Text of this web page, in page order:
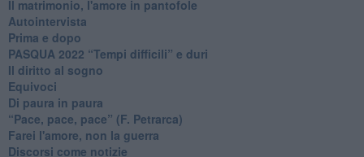
Il matrimonio, l'amore in pantofole
Autointervista
Prima e dopo
​PASQUA 2022 “Tempi difficili” e duri
Il diritto al sogno
Equivoci
Di paura in paura
​“Pace, pace, pace” (F. Petrarca)
Farei l'amore, non la guerra
Discorsi come notizie